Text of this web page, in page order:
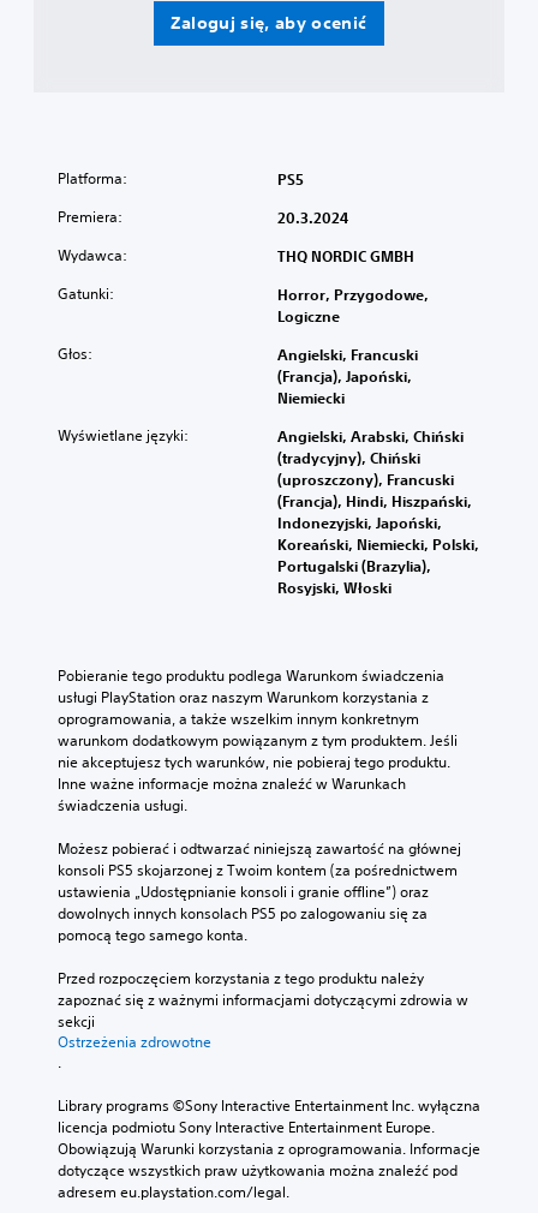
Zaloguj się, aby ocenić
Platforma: PS5
Premiera: 20.3.2024
Wydawca: THQ NORDIC GMBH
Gatunki:
Horror, Przygodowe,
Logiczne
Głos:
Angielski, Francuski
(Francja), Japoński,
Niemiecki
Wyświetlane języki:
Angielski, Arabski, Chiński
(tradycyjny), Chiński
(uproszczony), Francuski
(Francja), Hindi, Hiszpański,
Indonezyjski, Japoński,
Koreański, Niemiecki, Polski,
Portugalski (Brazylia),
Rosyjski, Włoski
Pobieranie tego produktu podlega Warunkom świadczenia
usługi PlayStation oraz naszym Warunkom korzystania z
oprogramowania, a także wszelkim innym konkretnym
warunkom dodatkowym powiązanym z tym produktem. Jeśli
nie akceptujesz tych warunków, nie pobieraj tego produktu.
Inne ważne informacje można znaleźć w Warunkach
świadczenia usługi.
Możesz pobierać i odtwarzać niniejszą zawartość na głównej
konsoli PS5 skojarzonej z Twoim kontem (za pośrednictwem
ustawienia „Udostępnianie konsoli i granie offline”) oraz
dowolnych innych konsolach PS5 po zalogowaniu się za
pomocą tego samego konta.
Przed rozpoczęciem korzystania z tego produktu należy
zapoznać się z ważnymi informacjami dotyczącymi zdrowia w
sekcji
Ostrzeżenia zdrowotne
.
Library programs ©Sony Interactive Entertainment Inc. wyłączna
licencja podmiotu Sony Interactive Entertainment Europe.
Obowiązują Warunki korzystania z oprogramowania. Informacje
dotyczące wszystkich praw użytkowania można znaleźć pod
adresem eu.playstation.com/legal.